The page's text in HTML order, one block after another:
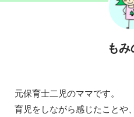
もみ
元保育士二児のママです。
育児をしながら感じたことや